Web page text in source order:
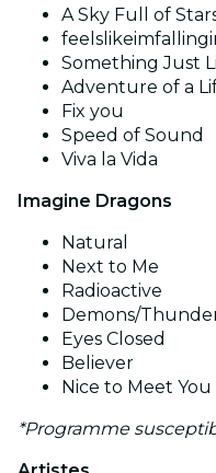
A Sky Full of
Something Just
Adventure of a
Fix you
Speed of Sound
Viva la Vida
Imagine Dragons
Natural
Next to Me
Radioactive
Demons/
Eyes Closed
Believer
Nice to Meet You
*Programme